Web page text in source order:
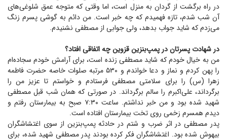
در راه برگشت از گردان به منزل است، اما وقتی که متوجه عمق شلوغی‌های
آن شب شدم، تازه فهمیدم که چه خبر است. من دائم به گوشی پسرم زنگ
می‌زدم که شاید جواب بدهد، ولی جوابی از مصطفی نشنیدم.
در شهادت پسرتان در پمپ‌بنزین قزوین چه اتفاقی افتاد؟
من به خیال خودم که شاید مصطفی زنده است، برای آرامش خودم سجاده‌ام
را پهن کردم و نماز و دعا خواندم و ۵۳۰ مرتبه صلوات خاصه حضرت فاطمه
زهرا (س) را برای سلامتی مصطفی فرستادم و خواستم تا عزیز من را
برگرداند، علی‌اکبرم را سالم برگرداند. در صورتی که همان شب قبل مصطفی
شهید شده بود و من خبر نداشتم. ساعت ۷:۳۰ صبح به بیمارستان رفتم و
دیدم همسرم زخمی روی تخت بیمارستان افتاده است.
پدر مصطفی در اثر ضرب و شتم در حادثه پمپ‌بنزین از سوی اغتشاشگران
بیهوش شده بود. اغتشاشگران فکر کرده بودند پدر مصطفی شهید شده، برای